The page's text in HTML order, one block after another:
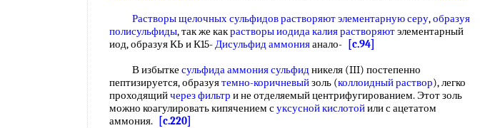
Растворы щелочныхсульфидов растворяютэлементарную серу,образуя
полисульфиды, так же какрастворы иодида калия растворяютэлементарный
иод, образуя КЬ и К15-Дисульфид аммонияанало-
[c.94]
В избытке сульфида аммония сульфидникеля (III) постепенно
пептизируется, образуятемно-коричневыйзоль (коллоидный раствор), легко
проходящийчерез фильтр и не отделяемый центрифугированием. Этот золь
можно коагулировать кипячением суксусной кислотойили с ацетатом
аммония.
[c.220]